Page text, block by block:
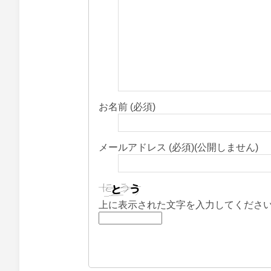
お名前 (必須)
メールアドレス (必須)(公開しません)
上に表示された文字を入力してくださ